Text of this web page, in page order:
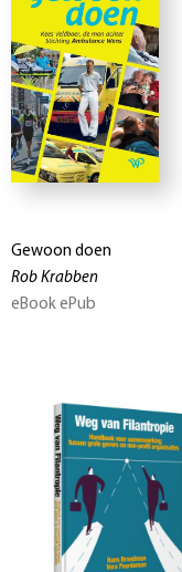
Gewoon doen
Rob Krabben
eBook ePub